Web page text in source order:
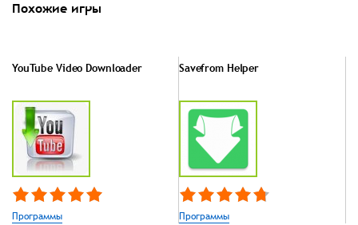
Похожие игры
YouTube Video Downloader
Программы
Savefrom Helper
Программы